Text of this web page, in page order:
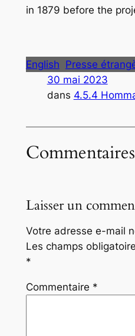
in 1879 before the
English Presse
30 mai 2023
dans 4.5.4
Commentaires
Laisser un
Votre adresse e-mail
Les champs
*
Commentaire *